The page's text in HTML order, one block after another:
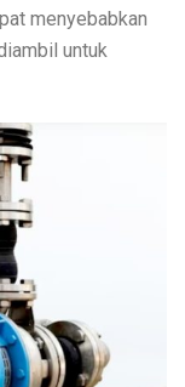
menyebabkan
untuk